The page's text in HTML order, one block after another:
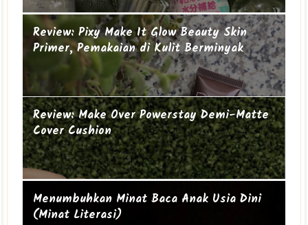
Suami-suami Jauh dari Istri
Cucu ke-19
Review: Pixy Make It Glow Beauty Skin
Primer, Pemakaian di Kulit Berminyak
Review: Make Over Powerstay Demi-Matte
Cover Cushion
Mengapa perempuan itu sering geer?
Ibu Introvert
Menumbuhkan Minat Baca Anak Usia Dini
(Minat Literasi)